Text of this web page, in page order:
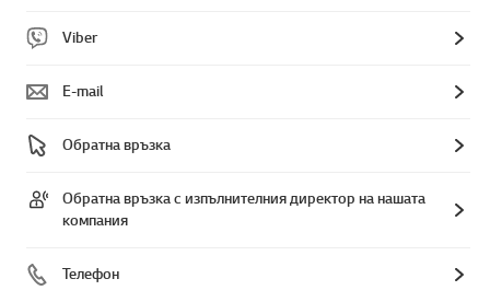
Viber
E-mail
Обратна връзка
Обратна връзка с изпълнителния директор на нашата
компания
Телефон